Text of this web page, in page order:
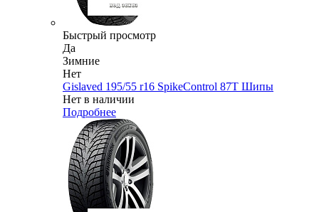
Быстрый просмотр
Да
Зимние
Нет
Gislaved 195/55 r16 SpikeControl 87T Шипы
Нет в наличии
Подробнее